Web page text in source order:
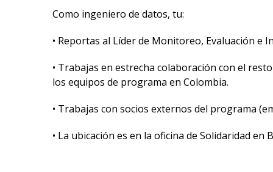
Como ingeniero de datos, tu:
• Reportas al Líder de Monitoreo, Evaluación e
• Trabajas en estrecha colaboración con el
los equipos de programa en Colombia.
• Trabajas con socios externos del programa
• La ubicación es en la oficina de Solidaridad